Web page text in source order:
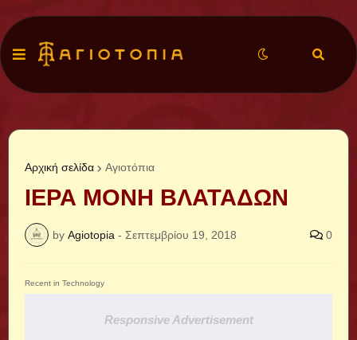
Αρχική σελίδα Αγιοτόπια
ΙΕΡΑ ΜΟΝΗ ΒΛΑΤΑΔΩΝ
by Agiotopia - Σεπτεμβρίου 19, 2018 0
Recent in Technology
Responsive Advertisement